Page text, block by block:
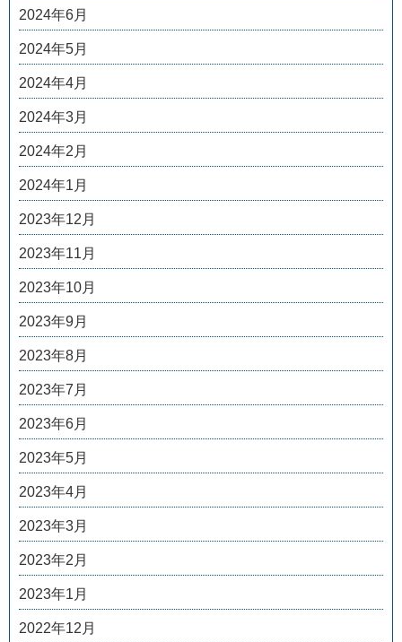
2024年6月
2024年5月
2024年4月
2024年3月
2024年2月
2024年1月
2023年12月
2023年11月
2023年10月
2023年9月
2023年8月
2023年7月
2023年6月
2023年5月
2023年4月
2023年3月
2023年2月
2023年1月
2022年12月